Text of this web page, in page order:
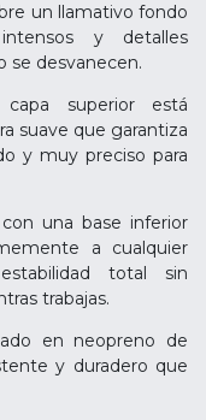
un llamativo fondo
y detalles
se desvanecen.
superior está
suave que garantiza
y muy preciso para
una base inferior
a cualquier
total sin
trabajas.
en neopreno de
y duradero que